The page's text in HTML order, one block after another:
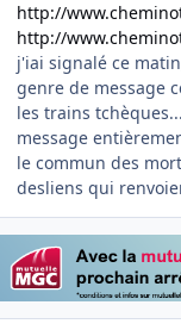
http://
http://
j'iai signalé ce
genre de message
les trains
message
le commun des
desliens qui